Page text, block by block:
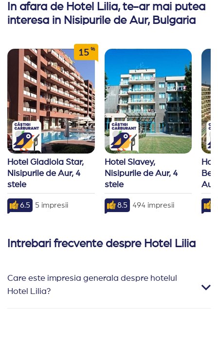
In afara de Hotel Lilia, te-ar mai putea
interesa in Nisipurile de Aur, Bulgaria
15 %
Hotel Gladiola Star,
Nisipurile de Aur, 4
stele
6.5 5 impresii
Hotel Slavey,
Nisipurile de Aur, 4
stele
8.5 494 impresii
Intrebari frecvente despre Hotel Lilia
Care este impresia generala despre hotelul
Hotel Lilia?